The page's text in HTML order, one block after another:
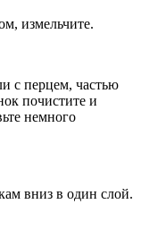
измельчите.
с перцем, частью
почистите и
немного
вниз в один слой.